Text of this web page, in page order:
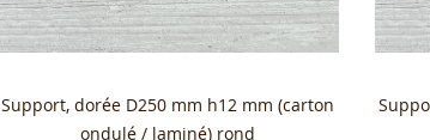
Support, dorée D250 mm h12 mm (carton
ondulé / laminé) rond